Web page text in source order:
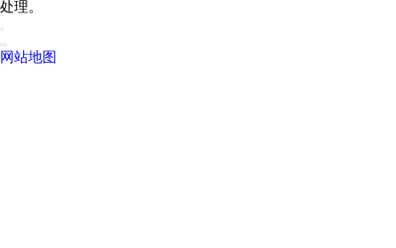
处理。
网站地图